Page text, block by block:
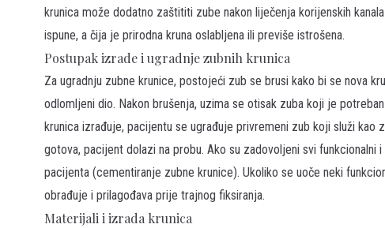
krunica može dodatno zaštititi zube nakon liječenja korijenskih
ispune, a čija je prirodna kruna oslabljena ili previše istrošena.
Postupak izrade i ugradnje zubnih krunica
Za ugradnju zubne krunice, postojeći zub se brusi kako bi se nova
odlomljeni dio. Nakon brušenja, uzima se otisak zuba koji je
krunica izrađuje, pacijentu se ugrađuje privremeni zub koji služi kao
gotova, pacijent dolazi na probu. Ako su zadovoljeni svi
pacijenta (cementiranje zubne krunice). Ukoliko se uoče neki
obrađuje i prilagođava prije trajnog fiksiranja.
Materijali i izrada krunica